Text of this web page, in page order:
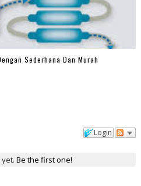
Sederhana Dan Murah
Login
yet.Be the first one!